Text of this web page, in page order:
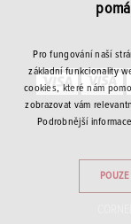
Pro fungování naší
základní funkcionality
cookies, které nám
zobrazovat vám
Podrobnější